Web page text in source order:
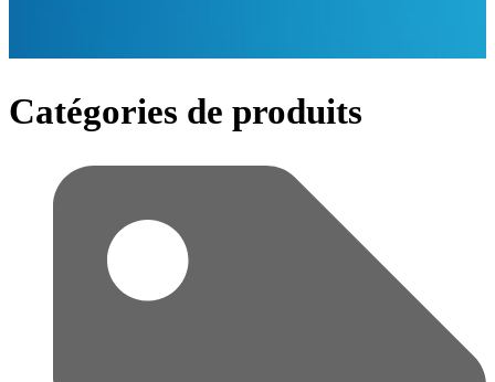
Catégories de produits